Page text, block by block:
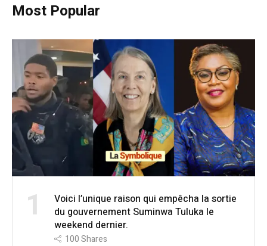
Most Popular
1
Voici l’unique raison qui empêcha la sortie
du gouvernement Suminwa Tuluka le
weekend dernier.
100Shares